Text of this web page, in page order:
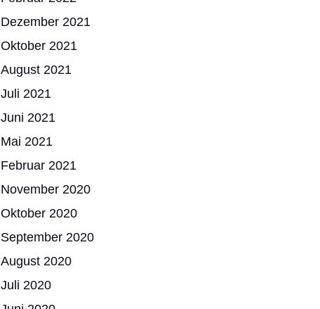
Dezember 2021
Oktober 2021
August 2021
Juli 2021
Juni 2021
Mai 2021
Februar 2021
November 2020
Oktober 2020
September 2020
August 2020
Juli 2020